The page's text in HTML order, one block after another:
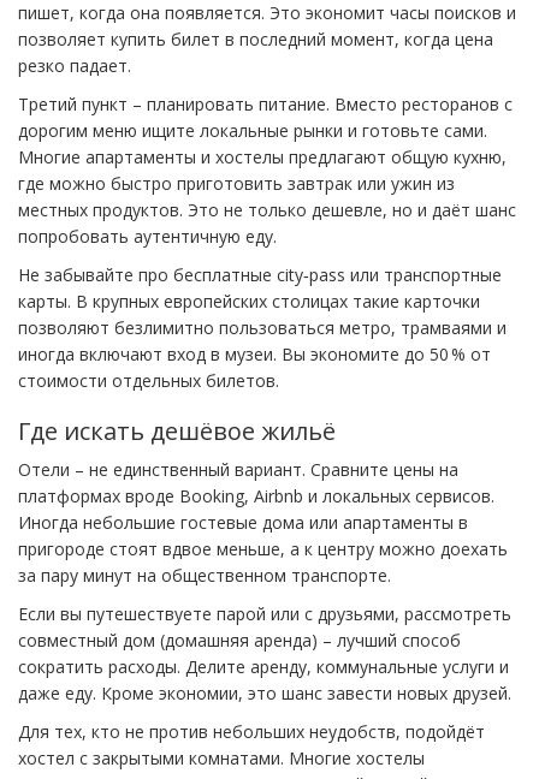
пишет, когда она появляется. Это экономит часы поисков и
позволяет купить билет в последний момент, когда цена
резко падает.
Третий пункт – планировать питание. Вместо ресторанов с
дорогим меню ищите локальные рынки и готовьте сами.
Многие апартаменты и хостелы предлагают общую кухню,
где можно быстро приготовить завтрак или ужин из
местных продуктов. Это не только дешевле, но и даёт шанс
попробовать аутентичную еду.
Не забывайте про бесплатные city‑pass или транспортные
карты. В крупных европейских столицах такие карточки
позволяют безлимитно пользоваться метро, трамваями и
иногда включают вход в музеи. Вы экономите до 50 % от
стоимости отдельных билетов.
Где искать дешёвое жильё
Отели – не единственный вариант. Сравните цены на
платформах вроде Booking, Airbnb и локальных сервисов.
Иногда небольшие гостевые дома или апартаменты в
пригороде стоят вдвое меньше, а к центру можно доехать
за пару минут на общественном транспорте.
Если вы путешествуете парой или с друзьями, рассмотреть
совместный дом (домашняя аренда) – лучший способ
сократить расходы. Делите аренду, коммунальные услуги и
даже еду. Кроме экономии, это шанс завести новых друзей.
Для тех, кто не против небольших неудобств, подойдёт
хостел с закрытыми комнатами. Многие хостелы